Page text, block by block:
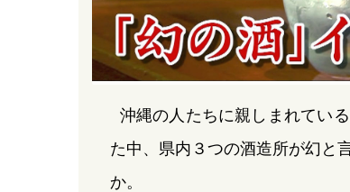
沖縄の人たちに親しまれてい
た中、県内３つの酒造所が幻と
か。